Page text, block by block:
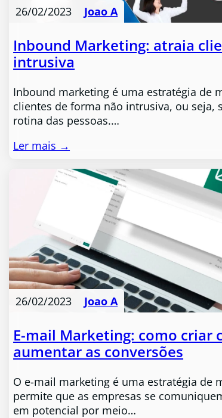
26/02/2023 Joao A
Inbound Marketing: atraia
intrusiva
Inbound marketing é uma estratégia de
clientes de forma não intrusiva, ou
rotina das pessoas.…
Ler mais →
26/02/2023 Joao A
E-mail Marketing: como criar
aumentar as conversões
O e-mail marketing é uma estratégia de
permite que as empresas se
em potencial por meio…